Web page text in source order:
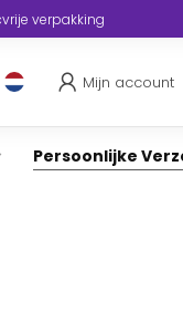
verpakking
Mijn account
Persoonlijke